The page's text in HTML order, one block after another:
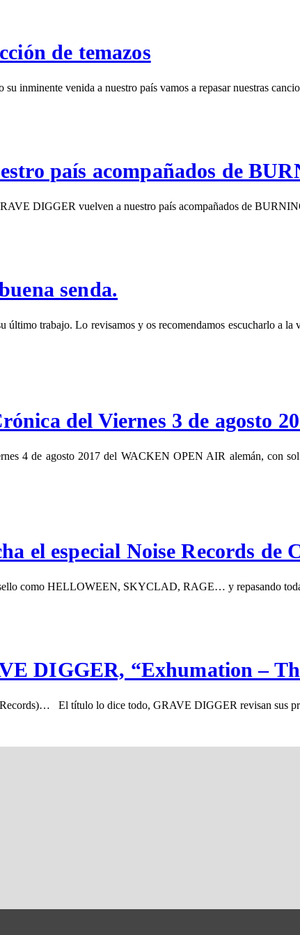
de temazos
inminente venida a nuestro país vamos a repasar nuestras
país acompañados de
DIGGER vuelven a nuestro país acompañados de
senda.
trabajo. Lo revisamos y os recomendamos escucharlo a
del Viernes 3 de agosto
4 de agosto 2017 del WACKEN OPEN AIR alemán, con
el especial Noise Records de
sello como HELLOWEEN, SKYCLAD, RAGE… y repasando
DIGGER, “Exhumation –
El título lo dice todo, GRAVE DIGGER revisan sus